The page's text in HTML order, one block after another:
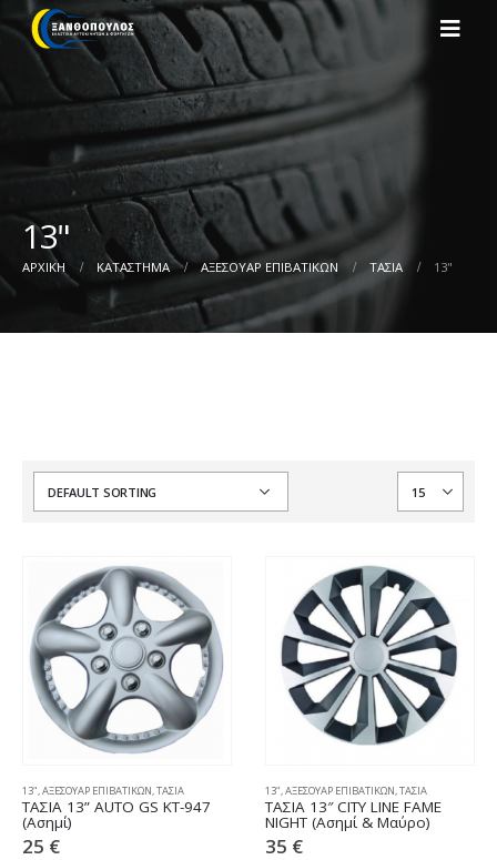
13"
ΑΡΧΙΚΉ ΚΑΤΆΣΤΗΜΑ ΑΞΕΣΟΥΑΡ ΕΠΙΒΑΤΙΚΩΝ ΤΑΣΙΑ 13"
13",ΑΞΕΣΟΥΑΡ ΕΠΙΒΑΤΙΚΩΝ,ΤΑΣΙΑ
ΤΑΣΙΑ 13” AUTO GS KT-947
(Ασημί)
25 €
13",ΑΞΕΣΟΥΑΡ ΕΠΙΒΑΤΙΚΩΝ,ΤΑΣΙΑ
ΤΑΣΙΑ 13″ CITY LINE FAME
NIGHT (Ασημί & Μαύρο)
35 €